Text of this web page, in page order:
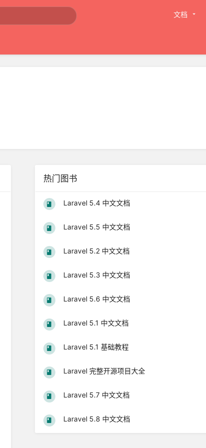
文档
热门图书
Laravel 5.4 中文文档
Laravel 5.5 中文文档
Laravel 5.2 中文文档
Laravel 5.3 中文文档
Laravel 5.6 中文文档
Laravel 5.1 中文文档
Laravel 5.1 基础教程
Laravel 完整开源项目大全
Laravel 5.7 中文文档
Laravel 5.8 中文文档